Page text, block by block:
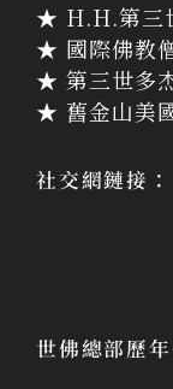
★ H.H.第三
★ 國際佛教
★ 第三世多
★ 舊金山美
社交網鏈接：
世佛總部歷